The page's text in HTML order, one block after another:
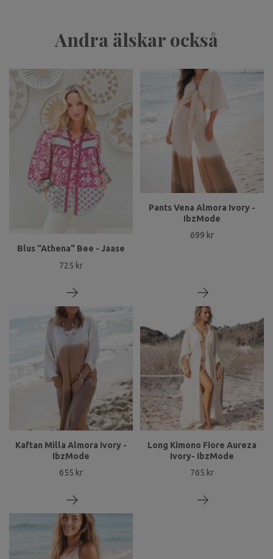
Andra älskar också
Blus "Athena" Bee - Jaase
725 kr
Pants Vena Almora Ivory -
IbzMode
699 kr
Kaftan Milla Almora Ivory -
IbzMode
655 kr
Long Kimono Fiore Aureza
Ivory- IbzMode
765 kr